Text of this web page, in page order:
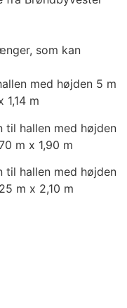
som kan
med højden 5 m
m
hallen med højden
m x 1,90 m
hallen med højden
m x 2,10 m